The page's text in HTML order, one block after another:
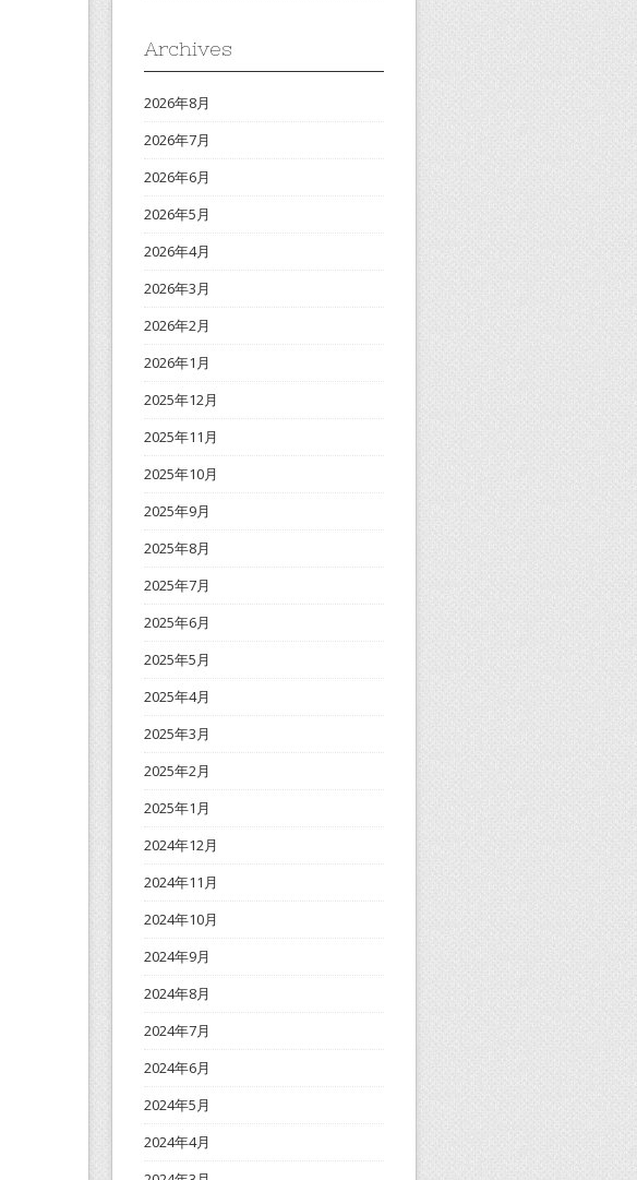
Archives
2026年8月
2026年7月
2026年6月
2026年5月
2026年4月
2026年3月
2026年2月
2026年1月
2025年12月
2025年11月
2025年10月
2025年9月
2025年8月
2025年7月
2025年6月
2025年5月
2025年4月
2025年3月
2025年2月
2025年1月
2024年12月
2024年11月
2024年10月
2024年9月
2024年8月
2024年7月
2024年6月
2024年5月
2024年4月